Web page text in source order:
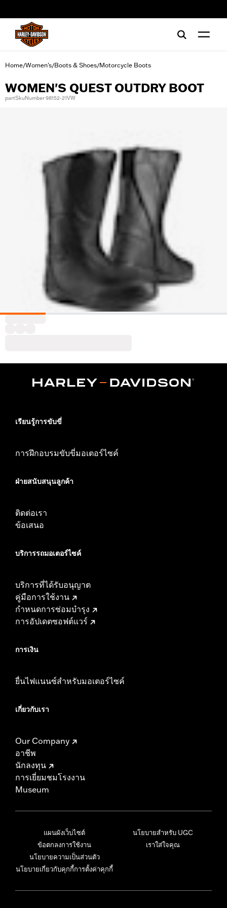
Home/Women's/Boots & Shoes/Motorcycle Boots
WOMEN'S QUEST OUTDRY BOOT
partSkuNumber 98152-21VW
เรียนรู้การขับขี่
การฝึกอบรมขับขี่มอเตอร์ไซค์
ฝ่ายสนับสนุนลูกค้า
ติดต่อเรา
ข้อเสนอ
บริการรถมอเตอร์ไซค์​
บริการที่ได้รับอนุญาต
คู่มือการใช้งาน
กำหนดการซ่อมบำรุง
การอัปเดตซอฟต์แวร์
การเงิน
ยื่นไฟแนนซ์สำหรับมอเตอร์ไซค์
เกี่ยวกับเรา
Our Company
อาชีพ
นักลงทุน
การเยี่ยมชมโรงงาน
Museum
แผนผังเว็บไซต์
ข้อตกลงการใช้งาน
นโยบายความเป็นส่วนตัว
นโยบายเกี่ยวกับคุกกี้การตั้งค่าคุกกี้
นโยบายสำหรับ UGC
เราใส่ใจคุณ